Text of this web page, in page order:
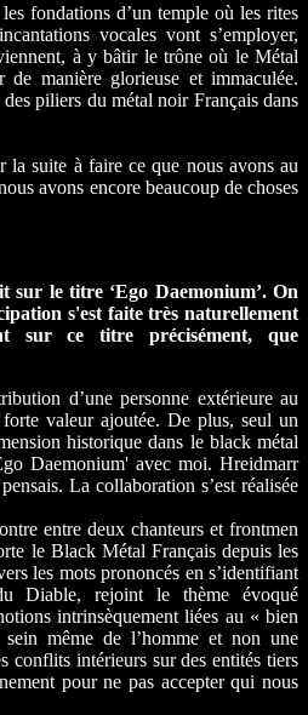
fondations d’un temple où les rites
vocales vont s’employer,
à y bâtir le trône où le Métal
manière glorieuse et immaculée.
piliers du métal noir Français dans
suite à faire ce que nous avons au
avons encore beaucoup de choses
sur le titre ‘Ego Daemonium’. On
s'est faite très naturellement
sur ce titre précisément, que
d’une personne extérieure au
valeur ajoutée. De plus, seul un
historique dans le black métal
Daemonium' avec moi. Hreidmarr
La collaboration s’est réalisée
entre deux chanteurs et frontmen
le Black Métal Français depuis les
les mots prononcés en s’identifiant
Diable, rejoint le thème évoqué
intrinsèquement liées au « bien
même de l’homme et non une
conflits intérieurs sur des entités tiers
pour ne pas accepter qui nous